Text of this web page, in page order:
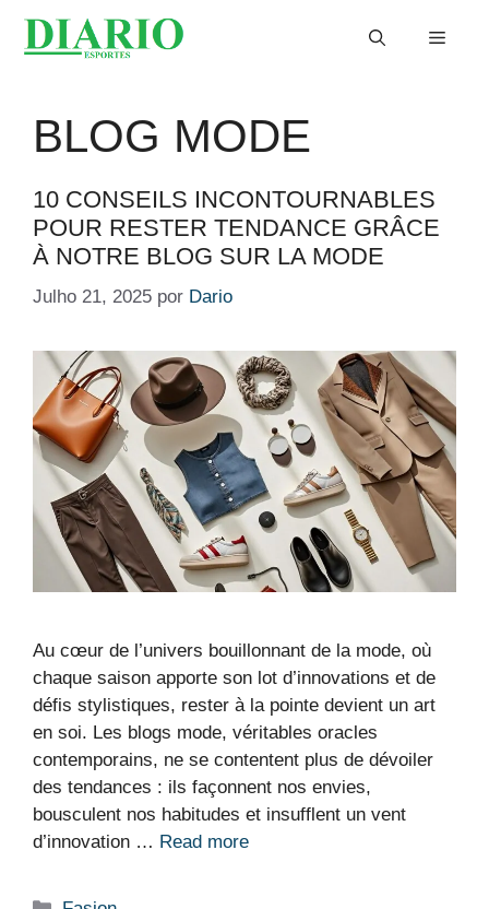
Menu
BLOG MODE
10 CONSEILS INCONTOURNABLES
POUR RESTER TENDANCE GRÂCE
À NOTRE BLOG SUR LA MODE
Julho 21, 2025 por Dario
Au cœur de l’univers bouillonnant de la mode, où
chaque saison apporte son lot d’innovations et de
défis stylistiques, rester à la pointe devient un art
en soi. Les blogs mode, véritables oracles
contemporains, ne se contentent plus de dévoiler
des tendances : ils façonnent nos envies,
bousculent nos habitudes et insufflent un vent
d’innovation … Read more